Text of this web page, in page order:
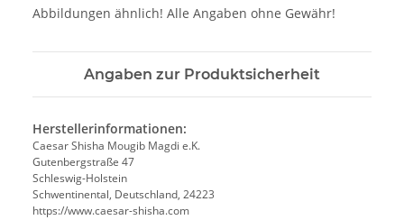
Abbildungen ähnlich! Alle Angaben ohne Gewähr!
Angaben zur Produktsicherheit
Herstellerinformationen:
Caesar Shisha Mougib Magdi e.K.
Gutenbergstraße 47
Schleswig-Holstein
Schwentinental, Deutschland, 24223
https://www.caesar-shisha.com